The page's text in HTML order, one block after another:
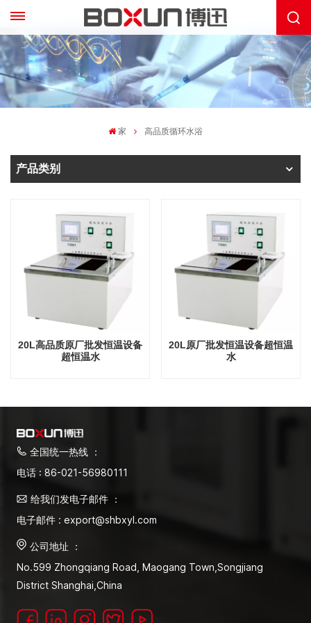
家 高品质循环水浴
产品类别
20L高品质原厂批发恒温设备
超恒温水
20L原厂批发恒温设备超恒温
水
全国统一热线 ：
电话 : 86-021-56980111
给我们发电子邮件 ：
电子邮件 : export@shbxyl.com
公司地址 ：
No.599 Zhongqiang Road, Maogang Town,Songjiang
District Shanghai,China